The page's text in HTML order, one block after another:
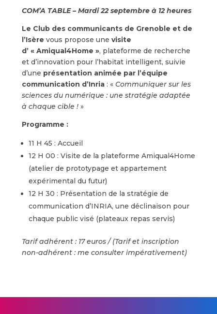
COM’A TABLE – Mardi 22 septembre à 12 heures
Le Club des communicants de Grenoble et de
l’Isère vous propose une visite
d’ « Amiqual4Home », plateforme de recherche
et d’innovation pour l’habitat intelligent, suivie
d’une présentation animée par l’équipe
communication d’Inria: « Communiquer sur les
sciences du numérique : une stratégie adaptée
à chaque cible ! »
Programme :
11 H 45 : Accueil
12 H 00 : Visite de la plateforme Amiqual4Home
(atelier de prototypage et appartement
expérimental du futur)
12 H 30 : Présentation de la stratégie de
communication d’INRIA, une déclinaison pour
chaque public visé (plateaux repas servis)
Tarif adhérent : 17 euros / (Tarif et inscription
non-adhérent : me consulter impérativement)